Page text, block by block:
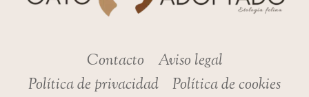
Contacto
Aviso legal
Política de privacidad
Política de cookies